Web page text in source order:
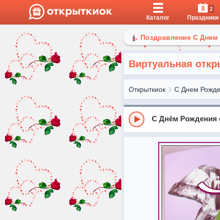
Каталог
8 2
Праздники
Поздравление С
Виртуальная
Открыткиок С Днем
С Днём Рождения